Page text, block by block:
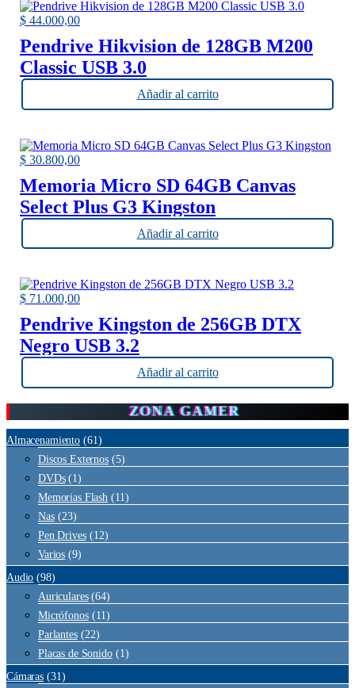
$ 44.000,00
Pendrive Hikvision de 128GB M200
Classic USB 3.0
Añadir al carrito
$ 30.800,00
Memoria Micro SD 64GB Canvas
Select Plus G3 Kingston
Añadir al carrito
$ 71.000,00
Pendrive Kingston de 256GB DTX
Negro USB 3.2
Añadir al carrito
ZONA GAMER
Almacenamiento (61)
Discos Externos (5)
DVDs (1)
Memorias Flash (11)
Nas (23)
Pen Drives (12)
Varios (9)
Audio (98)
Auriculares (64)
Micrófonos (11)
Parlantes (22)
Placas de Sonido (1)
Cámaras (31)